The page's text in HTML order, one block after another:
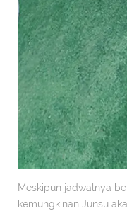
Meskipun jadwalnya
kemungkinan Junsu